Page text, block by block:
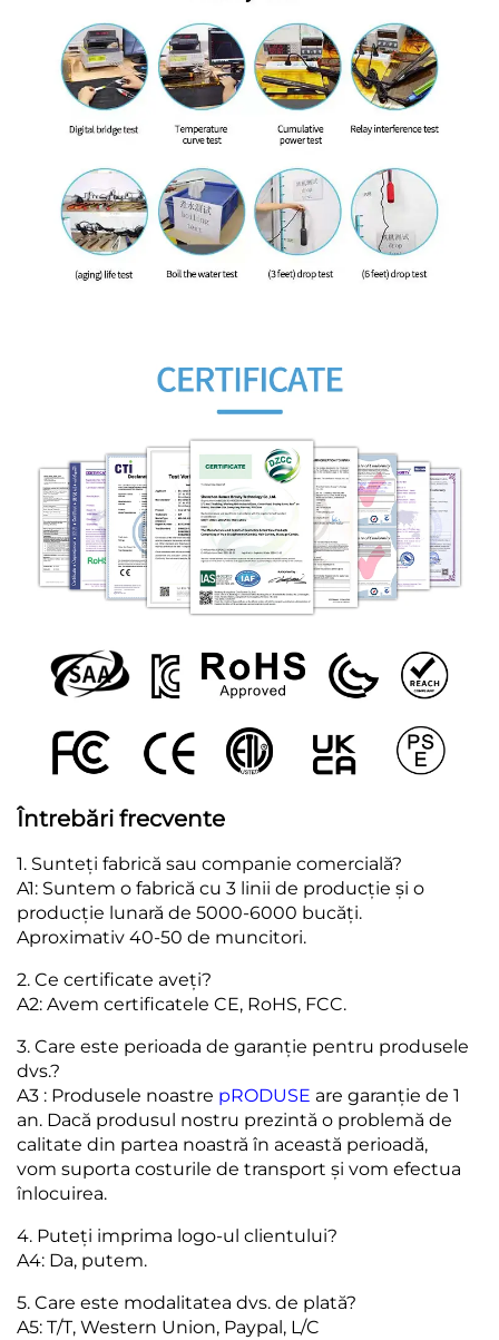
Întrebări frecvente
1. Sunteți fabrică sau companie comercială?
A1: Suntem o fabrică cu 3 linii de producție și o
producție lunară de 5000-6000 bucăți.
Aproximativ 40-50 de muncitori.
2. Ce certificate aveți?
A2: Avem certificatele CE, RoHS, FCC.
3. Care este perioada de garanție pentru produsele
dvs.?
A3 : Produsele noastre pRODUSE are garanție de 1
an. Dacă produsul nostru prezintă o problemă de
calitate din partea noastră în această perioadă,
vom suporta costurile de transport și vom efectua
înlocuirea.
4. Puteți imprima logo-ul clientului?
A4: Da, putem.
5. Care este modalitatea dvs. de plată?
A5: T/T, Western Union, Paypal, L/C